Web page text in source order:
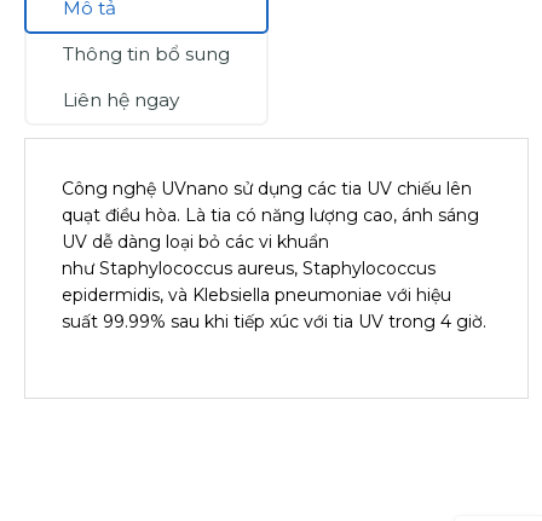
Mô tả
Thông tin bổ sung
Liên hệ ngay
Công nghệ UVnano sử dụng các tia UV chiếu lên
quạt điều hòa. Là tia có năng lượng cao, ánh sáng
UV dễ dàng loại bỏ các vi khuẩn
như Staphylococcus aureus, Staphylococcus
epidermidis, và Klebsiella pneumoniae với hiệu
suất 99.99% sau khi tiếp xúc với tia UV trong 4 giờ.